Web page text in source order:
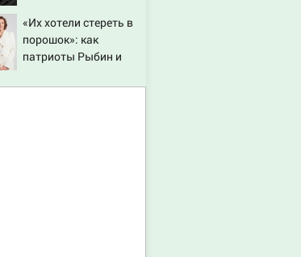
«Их хотели стереть в
порошок»: как
патриоты Рыбин и
вызов «гнилому шоу-